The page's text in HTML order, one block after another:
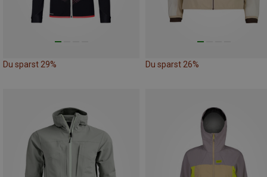
Du sparst 29% Du sparst 26%